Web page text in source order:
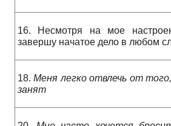
16. Несмотря на мое
завершу начатое дело в любом
18.Меня легко отвлечь от
занят